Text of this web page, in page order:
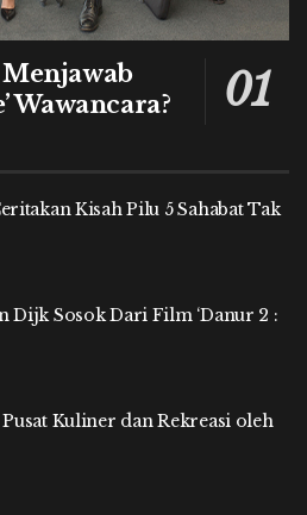
Wawancara?
Kisah Pilu 5 Sahabat Tak
Dijk Sosok Dari Film ‘Danur 2 :
Kuliner dan Rekreasi oleh